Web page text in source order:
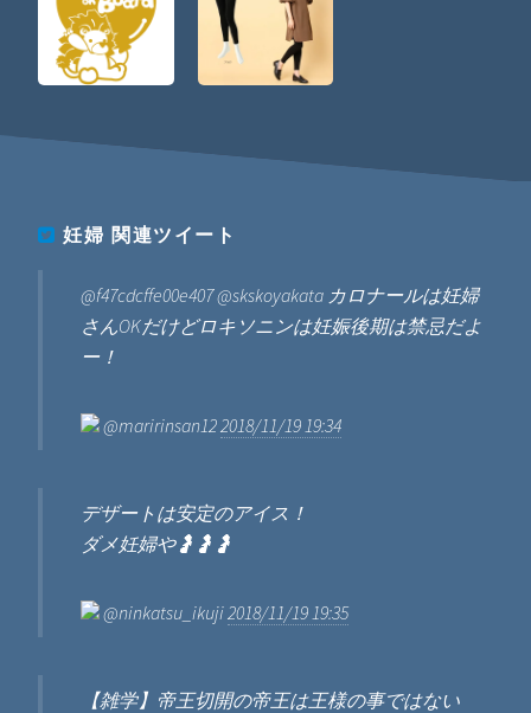
妊婦 関連ツイート
@f47cdcffe00e407 @skskoyakata カロナールは妊婦
さんOKだけどロキソニンは妊娠後期は禁忌だよ
ー！
@maririnsan12 2018/11/19 19:34
デザートは安定のアイス！
ダメ妊婦や🤰🤰🤰
@ninkatsu_ikuji 2018/11/19 19:35
【雑学】帝王切開の帝王は王様の事ではない